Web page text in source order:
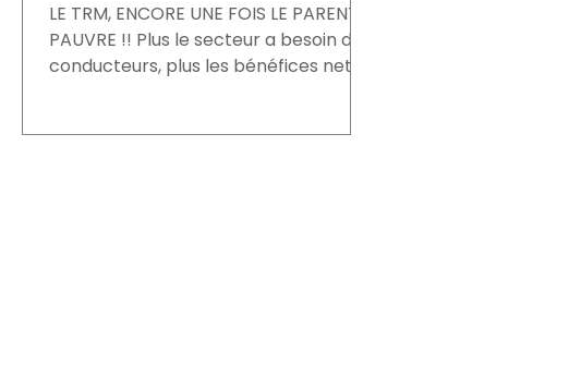
LE TRM, ENCORE UNE FOIS LE PARENT
PAUVRE !! Plus le secteur a besoin de
conducteurs, plus les bénéfices nets